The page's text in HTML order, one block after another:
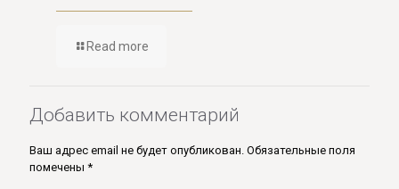
Read more
Добавить комментарий
Ваш адрес email не будет опубликован. Обязательные поля
помечены *